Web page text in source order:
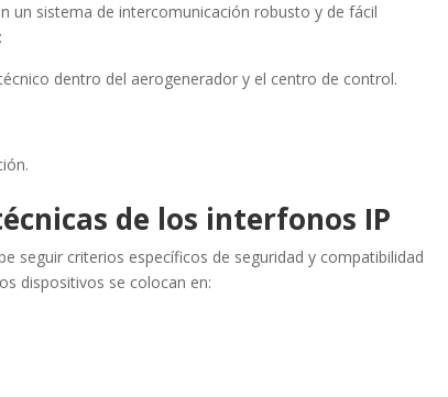
un sistema de intercomunicación robusto y de fácil
dentro del aerogenerador y el centro de control.
de los interfonos IP
seguir criterios específicos de seguridad y compatibilidad
dispositivos se colocan en: